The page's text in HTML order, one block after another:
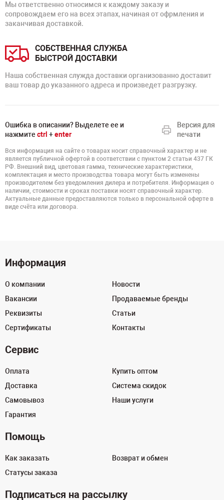
Мы ответственно относимся к каждому заказу и
сопровождаем его на всех этапах, начиная от офрмления и
заканчивая доставкой.
СОБСТВЕННАЯ СЛУЖБА
БЫСТРОЙ ДОСТАВКИ
Наша собственная служда доставки организованно доставит
ваш товар до указанного адреса и произведет разгрузку.
Ошибка в описании? Выделете ее и
нажмите ctrl +enter
Версия для
печати
Вся информация на сайте о товарах носит справочный характер и не
является публичной офертой в соответствии с пунктом 2 статьи 437 ГК
РФ. Внешний вид, цветовая гамма, технические характеристики,
комплектация и место производства товара могут быть изменены
производителем без уведомления дилера и потребителя. Информация о
наличии, стоимости и сроках поставки носят справочный характер.
Актуальные данные предоставляются только в персональной оферте в
виде счёта или договора.
Информация
О компании
Вакансии
Реквизиты
Сертификаты
Новости
Продаваемые бренды
Статьи
Контакты
Сервис
Оплата
Доставка
Самовывоз
Гарантия
Купить оптом
Система скидок
Наши услуги
Помощь
Как заказать
Статусы заказа
Возврат и обмен
Подписаться на рассылку